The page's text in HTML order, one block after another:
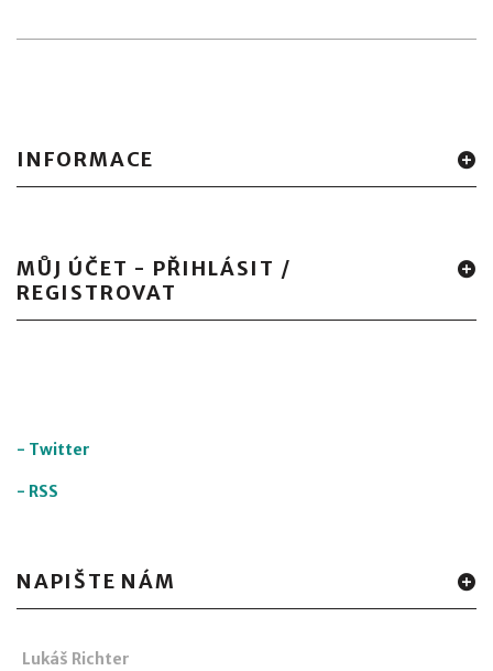
INFORMACE
MŮJ ÚČET - PŘIHLÁSIT /
REGISTROVAT
- Twitter
- RSS
NAPIŠTE NÁM
Lukáš Richter